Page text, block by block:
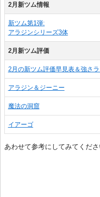
2月新ツム情報
新ツム第1弾:
アラジンシリーズ3体
2月新ツム評価
2月の新ツム評価早見表＆強さ
アラジン＆ジーニー
魔法の洞窟
イアーゴ
あわせて参考にしてみてくだ